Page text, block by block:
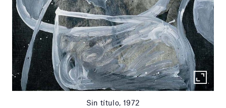
Sin título, 1972